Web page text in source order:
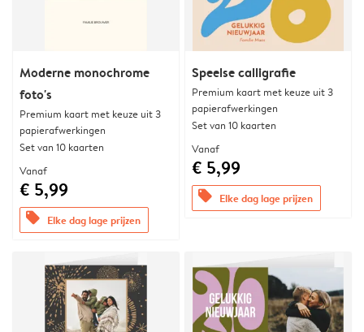
Moderne monochrome
foto's
Premium kaart met keuze uit 3
papierafwerkingen
Set van 10 kaarten
Vanaf
€ 5,99
offers Elke dag lage prijzen
Speelse calligrafie
Premium kaart met keuze uit 3
papierafwerkingen
Set van 10 kaarten
Vanaf
€ 5,99
offers Elke dag lage prijzen